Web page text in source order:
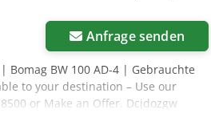
Anfrage senden
Bomag BW 100 AD-4 | Gebrauchte
to your destination – Use our
or Make an Offer. Dcjdozgw
to approval)* 👷‍♂️ Inspected by